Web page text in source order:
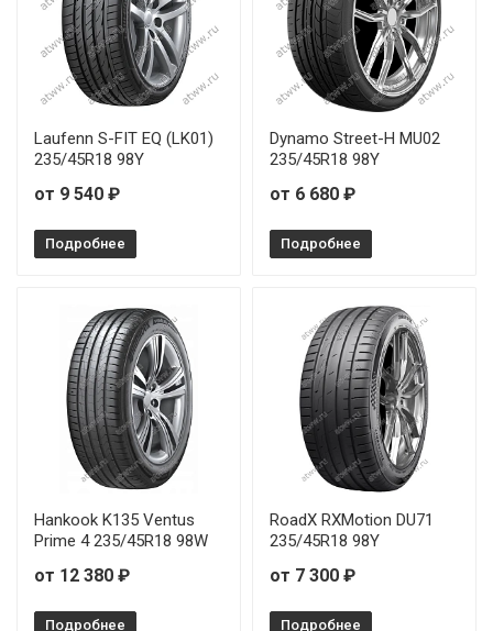
Laufenn S-FIT EQ (LK01)
235/45R18 98Y
от 9 540 ₽
Подробнее
Dynamo Street-H MU02
235/45R18 98Y
от 6 680 ₽
Подробнее
Hankook K135 Ventus
Prime 4 235/45R18 98W
от 12 380 ₽
Подробнее
RoadX RXMotion DU71
235/45R18 98Y
от 7 300 ₽
Подробнее